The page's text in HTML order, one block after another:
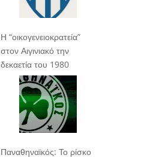
Η “οικογενειοκρατεία”
στον Αιγινιακό την
δεκαετία του 1980
Παναθηναϊκός: Το ρίσκο